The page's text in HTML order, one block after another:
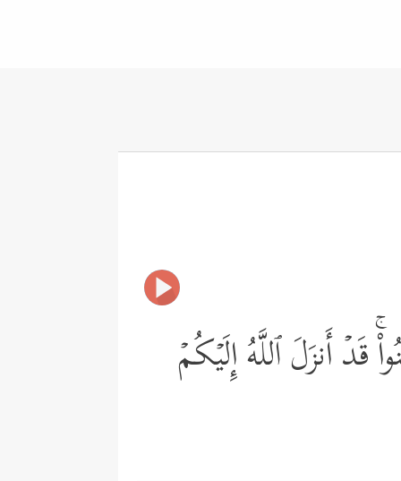
قَدۡ أَنزَلَ ٱللَّهُ إِلَیۡكُمۡ